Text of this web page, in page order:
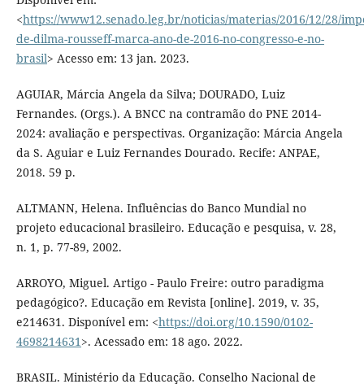
<https://www12.senado.leg.br/noticias/materias/2016/12/28/
de-dilma-rousseff-marca-ano-de-2016-no-congresso-e-no-
brasil> Acesso em: 13 jan. 2023.
AGUIAR, Márcia Angela da Silva; DOURADO, Luiz
Fernandes. (Orgs.). A BNCC na contramão do PNE 2014-
2024: avaliação e perspectivas. Organização: Márcia Angela
da S. Aguiar e Luiz Fernandes Dourado. Recife: ANPAE,
2018. 59 p.
ALTMANN, Helena. Influências do Banco Mundial no
projeto educacional brasileiro. Educação e pesquisa, v. 28,
n. 1, p. 77-89, 2002.
ARROYO, Miguel. Artigo - Paulo Freire: outro paradigma
pedagógico?. Educação em Revista [online]. 2019, v. 35,
e214631. Disponível em: <https://doi.org/10.1590/0102-
4698214631>. Acessado em: 18 ago. 2022.
BRASIL. Ministério da Educação. Conselho Nacional de